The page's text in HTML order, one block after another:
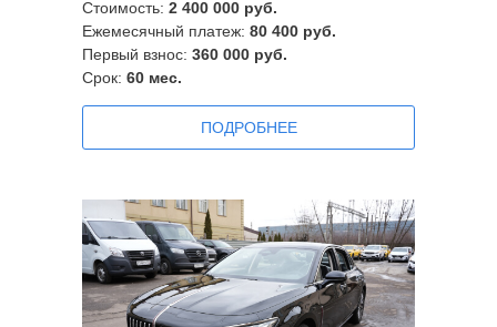
Стоимость: 2 400 000 руб.
Ежемесячный платеж: 80 400 руб.
Первый взнос: 360 000 руб.
Срок: 60 мес.
ПОДРОБНЕЕ